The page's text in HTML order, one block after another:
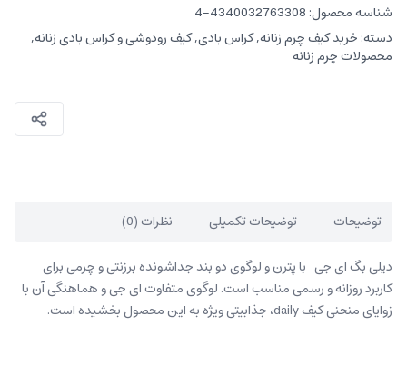
شناسه محصول: 4340032763308-4
دسته: خرید کیف چرم زنانه,کراس بادی,کیف رودوشی و کراس بادی زنانه,
محصولات چرم زنانه
توضیحات توضیحات تکمیلی نظرات (0)
دیلی بگ ای جی با پترن و لوگوی دو بند جداشونده برزنتی و چرمی برای
کاربرد روزانه و رسمی مناسب است. لوگوی متفاوت ای جی و هماهنگی آن با
زوایای منحنی کیف daily، جذابیتی ویژه به این محصول بخشیده است.